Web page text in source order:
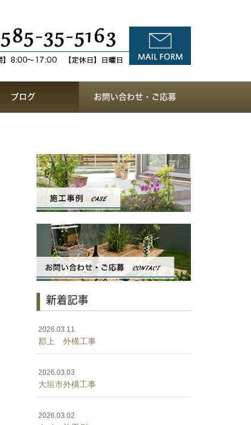
ブログ お問い合わせ・ご応募
新着記事
2026.03.11
郡上 外構工事
2026.03.03
大垣市外構工事
2026.03.02